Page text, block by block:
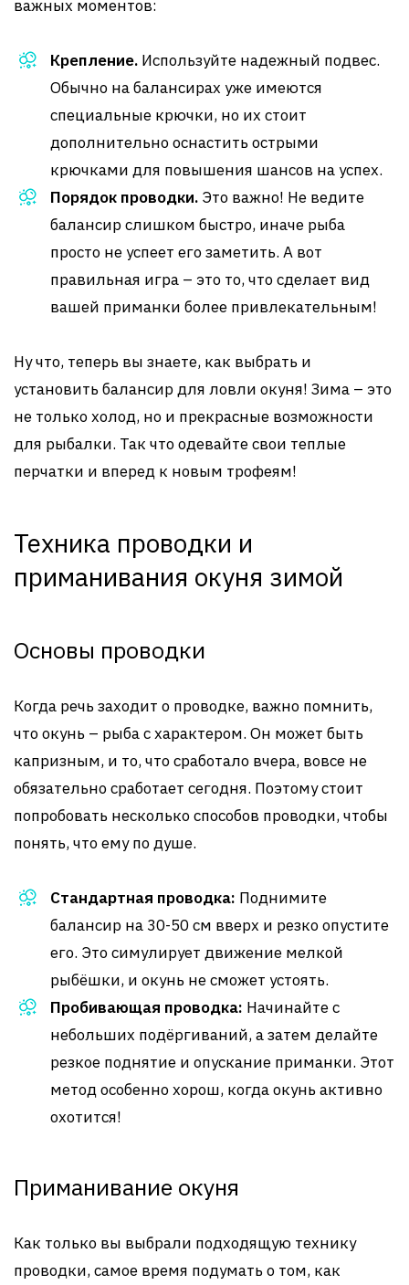
важных моментов:
Крепление. Используйте надежный подвес.
Обычно на балансирах уже имеются
специальные крючки, но их стоит
дополнительно оснастить острыми
крючками для повышения шансов на успех.
Порядок проводки. Это важно! Не ведите
балансир слишком быстро, иначе рыба
просто не успеет его заметить. А вот
правильная игра – это то, что сделает вид
вашей приманки более привлекательным!
Ну что, теперь вы знаете, как выбрать и
установить балансир для ловли окуня! Зима – это
не только холод, но и прекрасные возможности
для рыбалки. Так что одевайте свои теплые
перчатки и вперед к новым трофеям!
Техника проводки и
приманивания окуня зимой
Основы проводки
Когда речь заходит о проводке, важно помнить,
что окунь – рыба с характером. Он может быть
капризным, и то, что сработало вчера, вовсе не
обязательно сработает сегодня. Поэтому стоит
попробовать несколько способов проводки, чтобы
понять, что ему по душе.
Стандартная проводка: Поднимите
балансир на 30-50 см вверх и резко опустите
его. Это симулирует движение мелкой
рыбёшки, и окунь не сможет устоять.
Пробивающая проводка: Начинайте с
небольших подёргиваний, а затем делайте
резкое поднятие и опускание приманки. Этот
метод особенно хорош, когда окунь активно
охотится!
Приманивание окуня
Как только вы выбрали подходящую технику
проводки, самое время подумать о том, как